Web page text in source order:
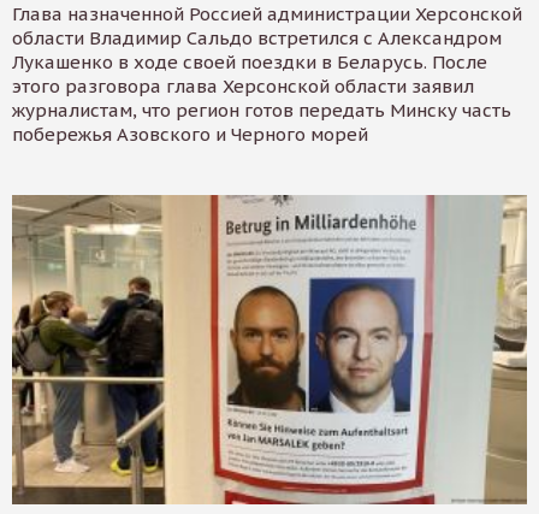
Глава назначенной Россией администрации Херсонской
области Владимир Сальдо встретился с Александром
Лукашенко в ходе своей поездки в Беларусь. После
этого разговора глава Херсонской области заявил
журналистам, что регион готов передать Минску часть
побережья Азовского и Черного морей